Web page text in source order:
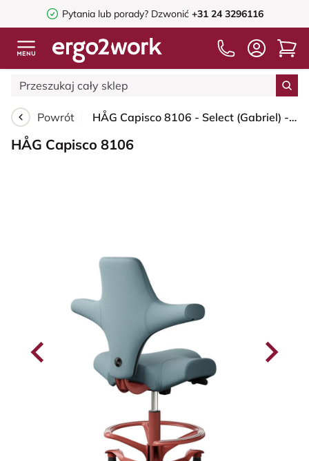
Pytania lub porady? Dzwonić +31 24 3296116
Powrót HÅG Capisco 8106 - Select (Gabriel) - Wełna / Poliamid - SC67098 - Glacier blue - Blush Rose - 200 mm (seat height 46-64cm) - Glides
HÅG Capisco 8106